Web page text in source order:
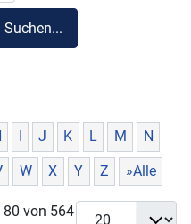
Suchen...
J K L M N
W X Y Z »Alle
80 von 564